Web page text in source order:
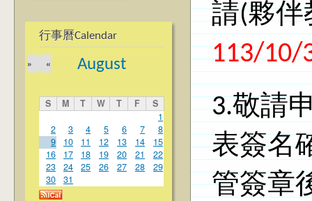
行事曆Calendar
August
«
»
S M T W T F
S
1
2
3 4 5 6 7
8
9
10 11 12 13 14
15
16
17 18 19 20 21
22
23
24 25 26 27 28
29
30
31
請(夥伴
113/10/
3.敬請
表簽名
管簽章